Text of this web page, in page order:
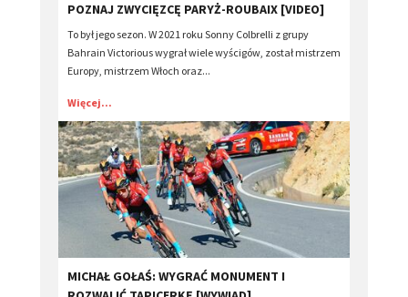
POZNAJ ZWYCIĘZCĘ PARYŻ-ROUBAIX [VIDEO]
To był jego sezon. W 2021 roku Sonny Colbrelli z grupy
Bahrain Victorious wygrał wiele wyścigów, został mistrzem
Europy, mistrzem Włoch oraz...
Więcej...
​MICHAŁ GOŁAŚ: WYGRAĆ MONUMENT I